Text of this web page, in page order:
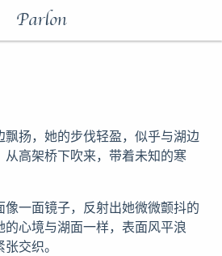
Parlon
扬，她的步伐轻盈，似乎与湖边
高架桥下吹来，带着未知的寒
一面镜子，反射出她微微颤抖的
心境与湖面一样，表面风平浪
交织。